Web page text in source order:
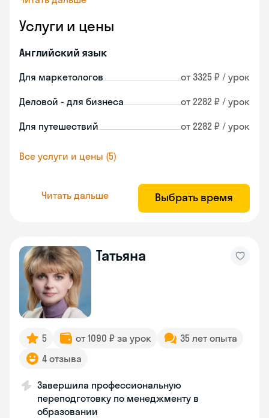
Услуги и цены
Английский язык
Для маркетологов от 3325 ₽ / урок
Деловой - для бизнеса от 2282 ₽ / урок
Для путешествий от 2282 ₽ / урок
Все услуги и цены (5)
Читать дальше Выбрать время
Татьяна
5 от 1090 ₽ за урок
35 лет опыта
4 отзыва
Завершила профессиональную
переподготовку по менеджменту в
образовании